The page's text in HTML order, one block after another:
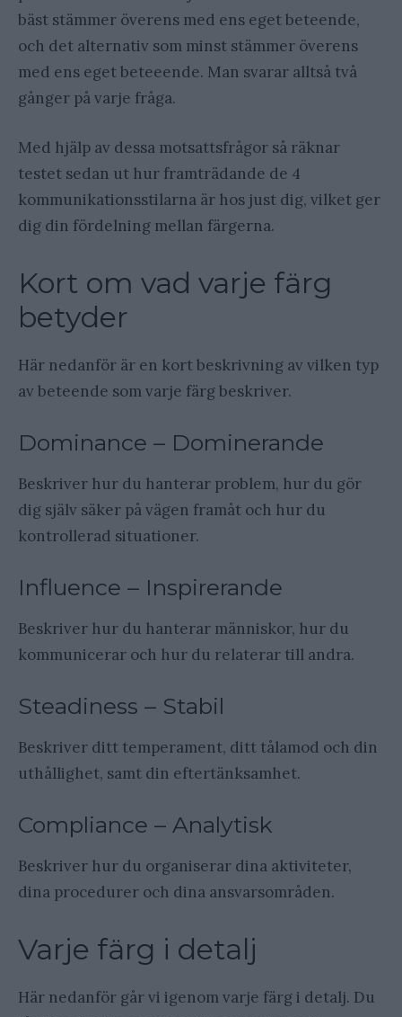
bäst stämmer överens med ens eget beteende,
och det alternativ som minst stämmer överens
med ens eget beteeende. Man svarar alltså två
gånger på varje fråga.
Med hjälp av dessa motsattsfrågor så räknar
testet sedan ut hur framträdande de 4
kommunikationsstilarna är hos just dig, vilket ger
dig din fördelning mellan färgerna.
Kort om vad varje färg
betyder
Här nedanför är en kort beskrivning av vilken typ
av beteende som varje färg beskriver.
Dominance – Dominerande
Beskriver hur du hanterar problem, hur du gör
dig själv säker på vägen framåt och hur du
kontrollerad situationer.
Influence – Inspirerande
Beskriver hur du hanterar människor, hur du
kommunicerar och hur du relaterar till andra.
Steadiness – Stabil
Beskriver ditt temperament, ditt tålamod och din
uthållighet, samt din eftertänksamhet.
Compliance – Analytisk
Beskriver hur du organiserar dina aktiviteter,
dina procedurer och dina ansvarsområden.
Varje färg i detalj
Här nedanför går vi igenom varje färg i detalj. Du